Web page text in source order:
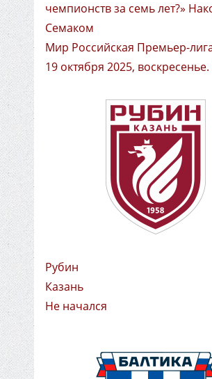
чемпионств за семь лет?»
Семаком
Мир Российская Премьер-
19 октября 2025,
Рубин
Казань
Не начался